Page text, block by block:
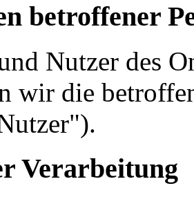
betroffener
Nutzer des
wir die
Verarbeitung